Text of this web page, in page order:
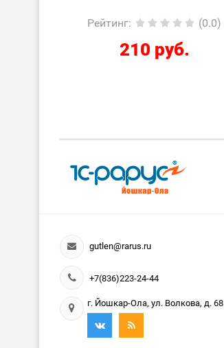
Рейтинг: (0.0)
210 руб.
gutlen@rarus.ru
+7(836)223-24-44
г. Йошкар-Ола, ул. Волкова, д. 68